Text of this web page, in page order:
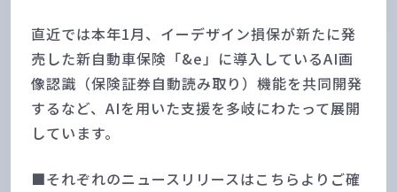
直近では本年1月、イーデザイン損保が新たに発
売した新自動車保険「&e」に導入しているAI画
像認識（保険証券自動読み取り）機能を共同開発
するなど、AIを用いた支援を多岐にわたって展開
しています。
■それぞれのニュースリリースはこちらよりご確